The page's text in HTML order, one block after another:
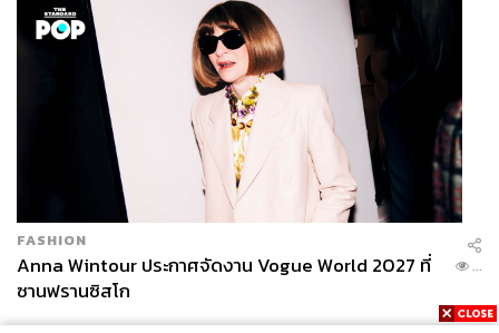
FASHION
Anna Wintour ประกาศจัดงาน Vogue World 2027 ที่
ซานฟรานซิสโก
...